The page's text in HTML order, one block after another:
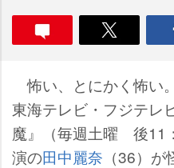
怖い、とにかく怖い
東海テレビ・フジテレ
魔』（毎週土曜 後11
演の田中麗奈 （36）